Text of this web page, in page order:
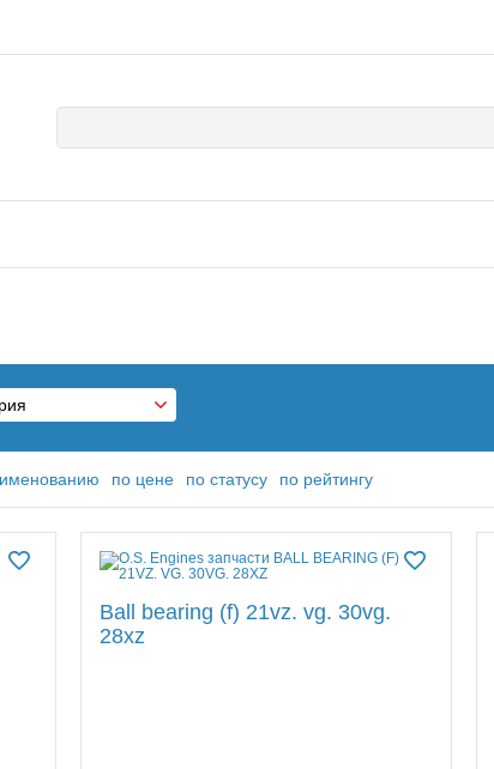
по цене по статусу по рейтингу
Ball bearing (f) 21vz. vg. 30vg.
28xz
склада
накаливания